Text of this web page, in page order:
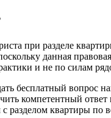
при разделе
данная
и не по силам
бесплатный вопрос
компетентный
разделом квартиры по